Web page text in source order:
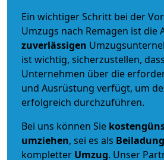
Ein wichtiger Schritt bei der
Umzugs nach Remagen ist die
zuverlässigen
ist wichtig, sicherzustellen,
Unternehmen über die
und Ausrüstung verfügt, um
erfolgreich durchzuführen.
Bei uns können Sie
umziehen, sei es als Beiladung
kompletter Umzug. Unser